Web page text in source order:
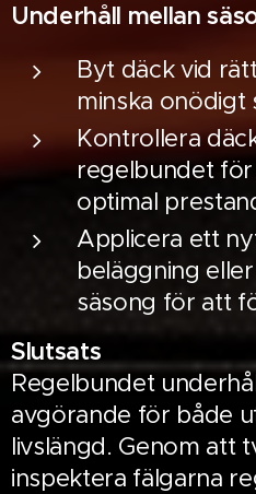
Underhåll mellan
Byt däck vid
minska onödigt
Kontrollera
regelbundet för
optimal
Applicera ett
beläggning
säsong för att
Slutsats
Regelbundet
avgörande för både
livslängd. Genom att
inspektera fälgarna